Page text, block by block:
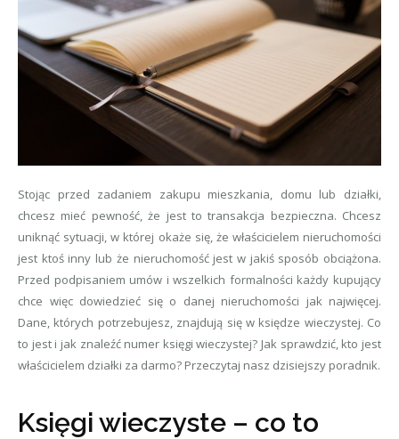
Stojąc przed zadaniem zakupu mieszkania, domu lub działki,
chcesz mieć pewność, że jest to transakcja bezpieczna. Chcesz
uniknąć sytuacji, w której okaże się, że właścicielem nieruchomości
jest ktoś inny lub że nieruchomość jest w jakiś sposób obciążona.
Przed podpisaniem umów i wszelkich formalności każdy kupujący
chce więc dowiedzieć się o danej nieruchomości jak najwięcej.
Dane, których potrzebujesz, znajdują się w księdze wieczystej. Co
to jest i jak znaleźć numer księgi wieczystej? Jak sprawdzić, kto jest
właścicielem działki za darmo? Przeczytaj nasz dzisiejszy poradnik.
Księgi wieczyste – co to